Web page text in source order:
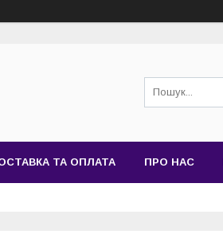
ТА ОПЛАТА ПРО НАС